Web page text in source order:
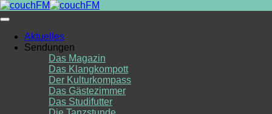
Skip
to
Aktuelles
Sendungen
Das Magazin
Das Klangkompott
Der Kulturkompass
Das Gästezimmer
Das Studifutter